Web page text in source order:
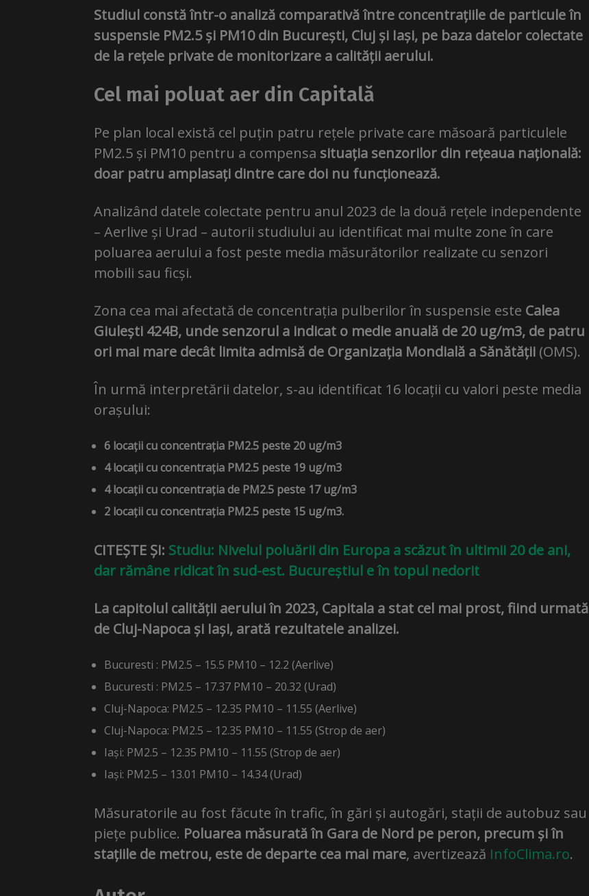
Studiul constă într-o analiză comparativă între concentrațiile de particule în
suspensie PM2.5 și PM10 din București, Cluj și Iași, pe baza datelor colectate
de la rețele private de monitorizare a calității aerului.
Cel mai poluat aer din Capitală
Pe plan local există cel puțin patru rețele private care măsoară particulele
PM2.5 și PM10 pentru a compensa situația senzorilor din rețeaua națională:
doar patru amplasați dintre care doi nu funcționează.
Analizând datele colectate pentru anul 2023 de la două rețele independente
– Aerlive și Urad – autorii studiului au identificat mai multe zone în care
poluarea aerului a fost peste media măsurătorilor realizate cu senzori
mobili sau ficși.
Zona cea mai afectată de concentrația pulberilor în suspensie este Calea
Giulești 424B, unde senzorul a indicat o medie anuală de 20 ug/m3, de patru
ori mai mare decât limita admisă de Organizația Mondială a Sănătății (OMS).
În urmă interpretării datelor, s-au identificat 16 locații cu valori peste media
orașului:
6 locații cu concentrația PM2.5 peste 20 ug/m3
4 locații cu concentrația PM2.5 peste 19 ug/m3
4 locații cu concentrația de PM2.5 peste 17 ug/m3
2 locații cu concentrația PM2.5 peste 15 ug/m3.
CITEȘTE ȘI: Studiu: Nivelul poluării din Europa a scăzut în ultimii 20 de ani,
dar rămâne ridicat în sud-est. Bucureștiul e în topul nedorit
La capitolul calității aerului în 2023, Capitala a stat cel mai prost, fiind urmată
de Cluj-Napoca și Iași, arată rezultatele analizei.
Bucuresti : PM2.5 – 15.5 PM10 – 12.2 (Aerlive)
Bucuresti : PM2.5 – 17.37 PM10 – 20.32 (Urad)
Cluj-Napoca: PM2.5 – 12.35 PM10 – 11.55 (Aerlive)
Cluj-Napoca: PM2.5 – 12.35 PM10 – 11.55 (Strop de aer)
Iași: PM2.5 – 12.35 PM10 – 11.55 (Strop de aer)
Iași: PM2.5 – 13.01 PM10 – 14.34 (Urad)
Măsuratorile au fost făcute în trafic, în gări și autogări, stații de autobuz sau
piețe publice. Poluarea măsurată în Gara de Nord pe peron, precum și în
stațiile de metrou, este de departe cea mai mare, avertizează InfoClima.ro.